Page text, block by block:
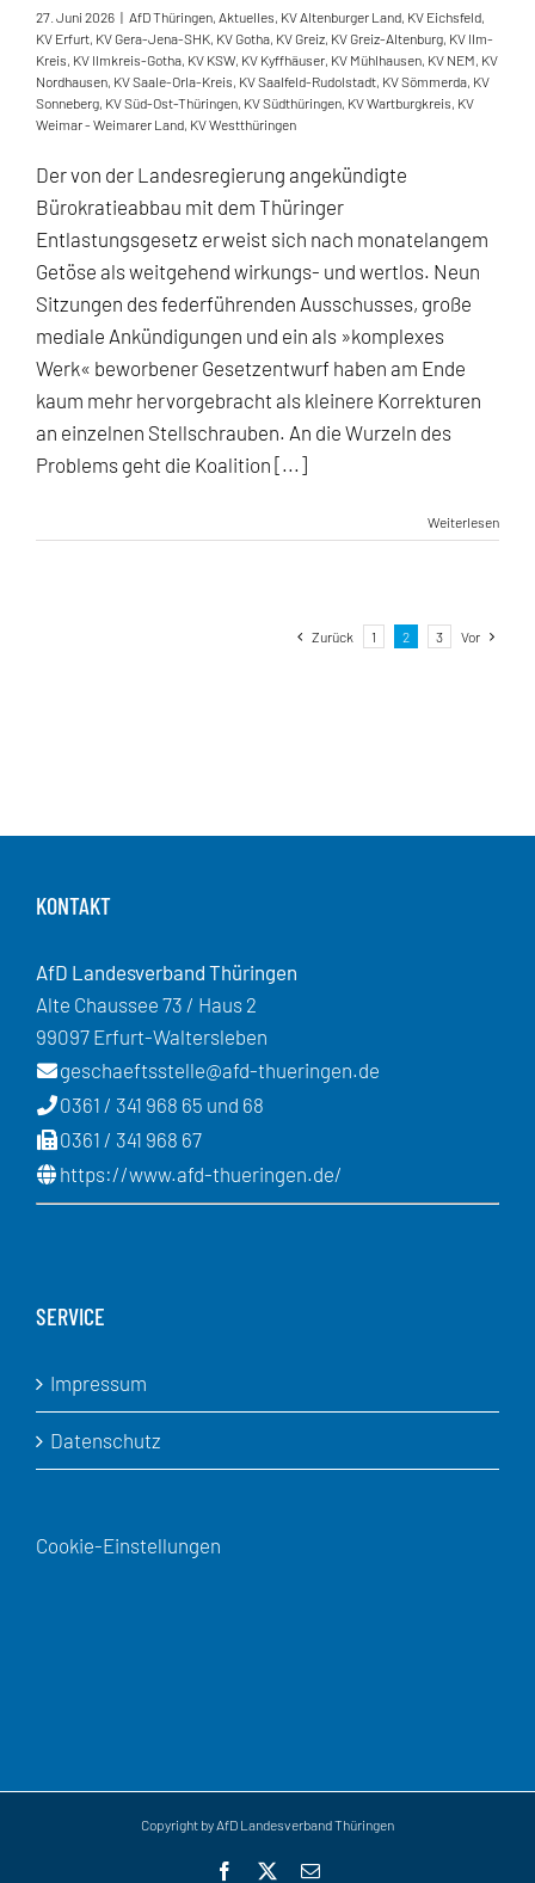
27. Juni 2026 | AfD Thüringen, Aktuelles, KV Altenburger Land, KV Eichsfeld,
KV Erfurt, KV Gera-Jena-SHK, KV Gotha, KV Greiz, KV Greiz-Altenburg, KV Ilm-
Kreis, KV Ilmkreis-Gotha, KV KSW, KV Kyffhäuser, KV Mühlhausen, KV NEM, KV
Nordhausen, KV Saale-Orla-Kreis, KV Saalfeld-Rudolstadt, KV Sömmerda, KV
Sonneberg, KV Süd-Ost-Thüringen, KV Südthüringen, KV Wartburgkreis, KV
Weimar - Weimarer Land, KV Westthüringen
Der von der Landesregierung angekündigte
Bürokratieabbau mit dem Thüringer
Entlastungsgesetz erweist sich nach monatelangem
Getöse als weitgehend wirkungs- und wertlos. Neun
Sitzungen des federführenden Ausschusses, große
mediale Ankündigungen und ein als »komplexes
Werk« beworbener Gesetzentwurf haben am Ende
kaum mehr hervorgebracht als kleinere Korrekturen
an einzelnen Stellschrauben. An die Wurzeln des
Problems geht die Koalition [...]
Weiterlesen
Zurück 1 2 3 Vor
KONTAKT
AfD Landesverband Thüringen
Alte Chaussee 73 / Haus 2
99097 Erfurt-Waltersleben
geschaeftsstelle@afd-thueringen.de
0361 / 341 968 65 und 68
0361 / 341 968 67
https://www.afd-thueringen.de/
SERVICE
Impressum
Datenschutz
Cookie-Einstellungen
Copyright by AfD Landesverband Thüringen
Facebook
E-